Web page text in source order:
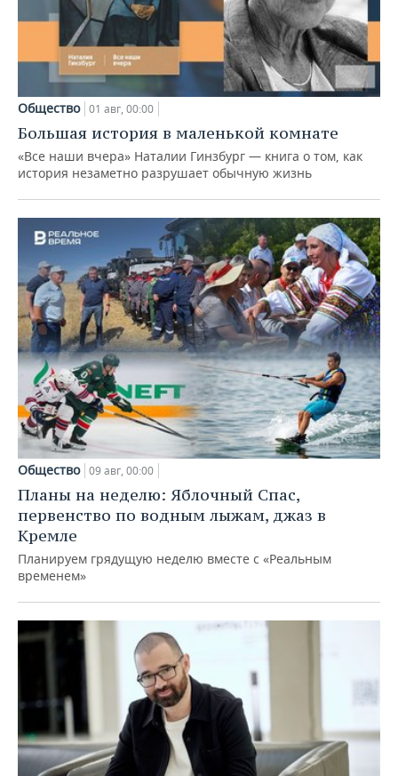
Общество 01 авг, 00:00
Большая история в маленькой комнате
«Все наши вчера» Наталии Гинзбург — книга о том, как
история незаметно разрушает обычную жизнь
Общество 09 авг, 00:00
Планы на неделю: Яблочный Спас,
первенство по водным лыжам, джаз в
Кремле
Планируем грядущую неделю вместе с «Реальным
временем»